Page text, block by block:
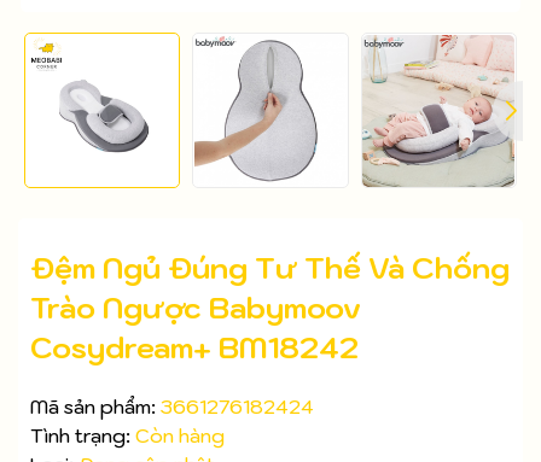
Đệm Ngủ Đúng Tư Thế Và Chống
Trào Ngược Babymoov
Cosydream+ BM18242
Mã sản phẩm: 3661276182424
Tình trạng: Còn hàng